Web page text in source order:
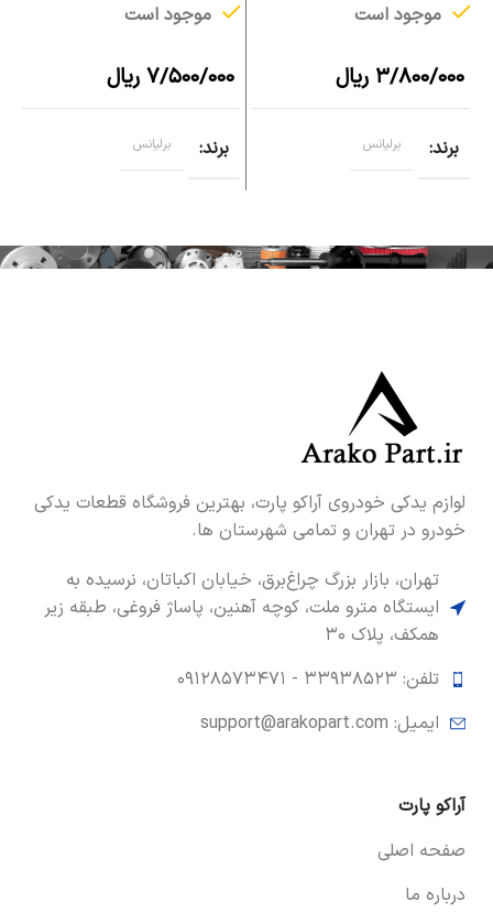
موجود است
۳/۸۰۰/۰۰۰ ریال
برند برلیانس
موجود است
۷/۵۰۰/۰۰۰ ریال
برند برلیانس
لوازم یدکی خودروی آراکو پارت، بهترین فروشگاه قطعات یدکی
خودرو در تهران و تمامی شهرستان ها.
تهران، بازار بزرگ چراغ‌برق، خیابان اکباتان، نرسیده به
ایستگاه مترو ملت، کوچه آهنین، پاساژ فروغی، طبقه زیر
همکف، پلاک ۳۰
تلفن: ۳۳۹۳۸۵۲۳ -
۰۹۱۲۸۵۷۳۴۷۱
ایمیل: support@arakopart.com
آراکو پارت
صفحه اصلی
درباره ما